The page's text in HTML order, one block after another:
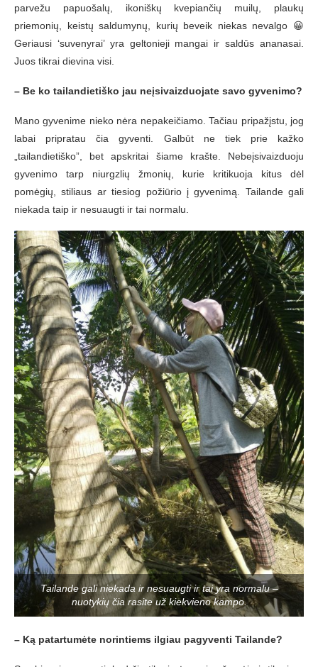
parvežu papuošalų, ikoniškų kvepiančių muilų, plaukų
priemonių, keistų saldumynų, kurių beveik niekas nevalgo 😀
Geriausi ‘suvenyrai’ yra geltonieji mangai ir saldūs ananasai.
Juos tikrai dievina visi.
– Be ko tailandietiško jau neįsivaizduojate savo gyvenimo?
Mano gyvenime nieko nėra nepakeičiamo. Tačiau pripažįstu, jog
labai pripratau čia gyventi. Galbūt ne tiek prie kažko
„tailandietiško”, bet apskritai šiame krašte. Nebeįsivaizduoju
gyvenimo tarp niurgzlių žmonių, kurie kritikuoja kitus dėl
pomėgių, stiliaus ar tiesiog požiūrio į gyvenimą. Tailande gali
niekada taip ir nesuaugti ir tai normalu.
Tailande gali niekada ir nesuaugti ir tai yra normalu –
nuotykių čia rasite už kiekvieno kampo.
– Ką patartumėte norintiems ilgiau pagyventi Tailande?